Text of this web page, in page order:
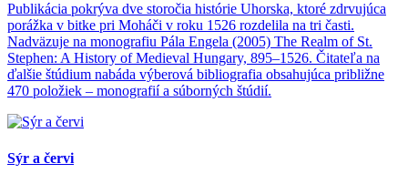
Publikácia pokrýva dve storočia histórie Uhorska, ktoré zdrvujúca
porážka v bitke pri Moháči v roku 1526 rozdelila na tri časti.
Nadväzuje na monografiu Pála Engela (2005) The Realm of St.
Stephen: A History of Medieval Hungary, 895–1526. Čitateľa na
ďalšie štúdium nabáda výberová bibliografia obsahujúca približne
470 položiek – monografií a súborných štúdií.
Sýr a červi